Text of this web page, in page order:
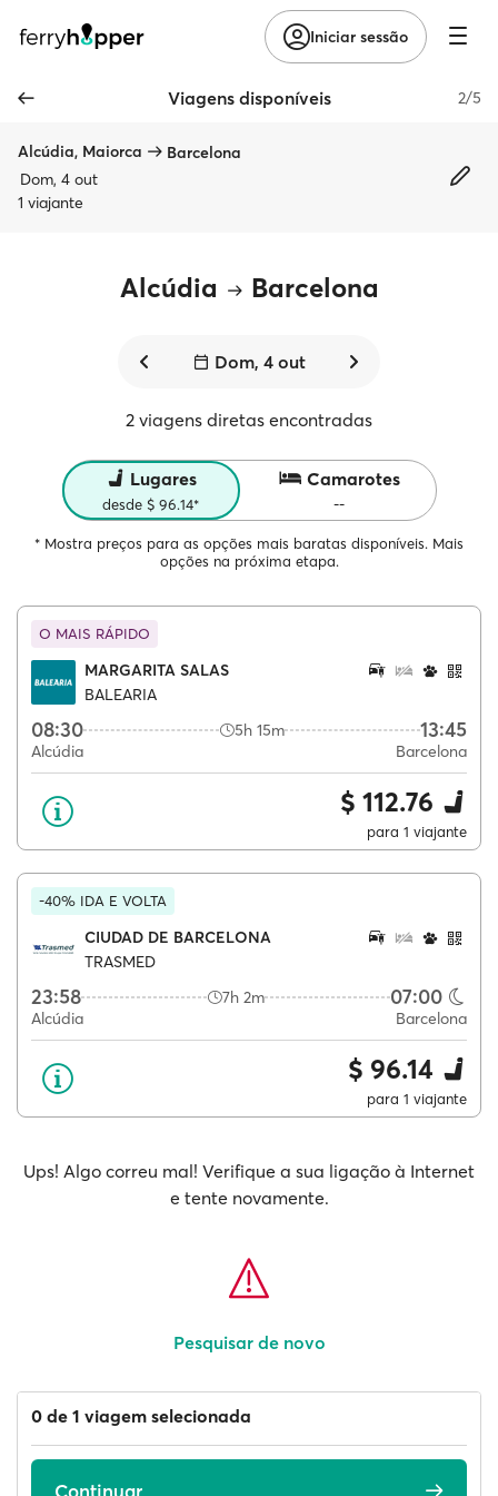
Iniciar sessão
Viagens disponíveis 2/5
Alcúdia, Maiorca
Barcelona
Dom, 4 out
1 viajante
Alcúdia Barcelona
Dom, 4 out
2 viagens diretas encontradas
Lugares
desde $ 96.14*
Camarotes
--
* Mostra preços para as opções mais baratas disponíveis. Mais
opções na próxima etapa.
O MAIS RÁPIDO
MARGARITA SALAS
BALEARIA
08:30 5h 15m 13:45
Alcúdia Barcelona
$ 112.76
para 1 viajante
-40% IDA E VOLTA
CIUDAD DE BARCELONA
TRASMED
23:58 7h 2m 07:00
Alcúdia Barcelona
$ 96.14
para 1 viajante
Ups! Algo correu mal! Verifique a sua ligação à Internet
e tente novamente.
Pesquisar de novo
0 de 1 viagem selecionada
Continuar